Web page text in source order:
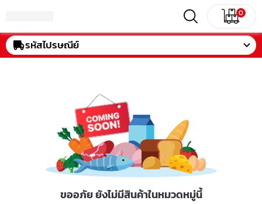
0
รหัสไปรษณีย์
ขออภัย ยังไม่มีสินค้าในหมวดหมู่นี้